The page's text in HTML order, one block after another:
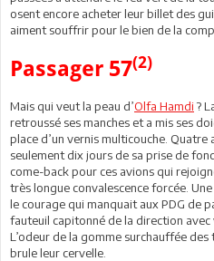
osent encore acheter leur billet des
aiment souffrir pour le bien de la
Passager 57(2)
Mais qui veut la peau d’Olfa Hamdi ?
retroussé ses manches et a mis ses
place d’un vernis multicouche.
seulement dix jours de sa prise de
come-back pour ces avions qui
très longue convalescence forcée.
le courage qui manquait aux PDG de
fauteuil capitonné de la direction avec
L’odeur de la gomme surchauffée
brule leur cervelle.